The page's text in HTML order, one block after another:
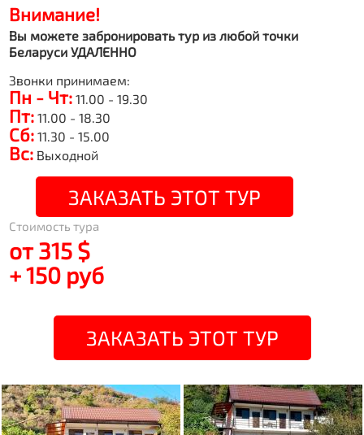
Внимание!
Вы можете забронировать тур из любой точки
Беларуси УДАЛЕННО
Звонки принимаем:
Пн - Чт: 11.00 - 19.30
Пт: 11.00 - 18.30
Сб: 11.30 - 15.00
Вс: Выходной
ЗАКАЗАТЬ ЭТОТ ТУР
Стоимость тура
от 315 $
+ 150 руб
ЗАКАЗАТЬ ЭТОТ ТУР